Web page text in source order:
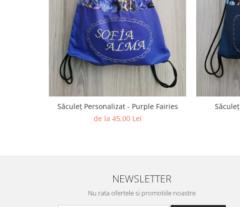
Săculeț Personalizat - Purple Fairies
de la 45,00 Lei
NEWSLETTER
Nu rata ofertele si promotiile noastre